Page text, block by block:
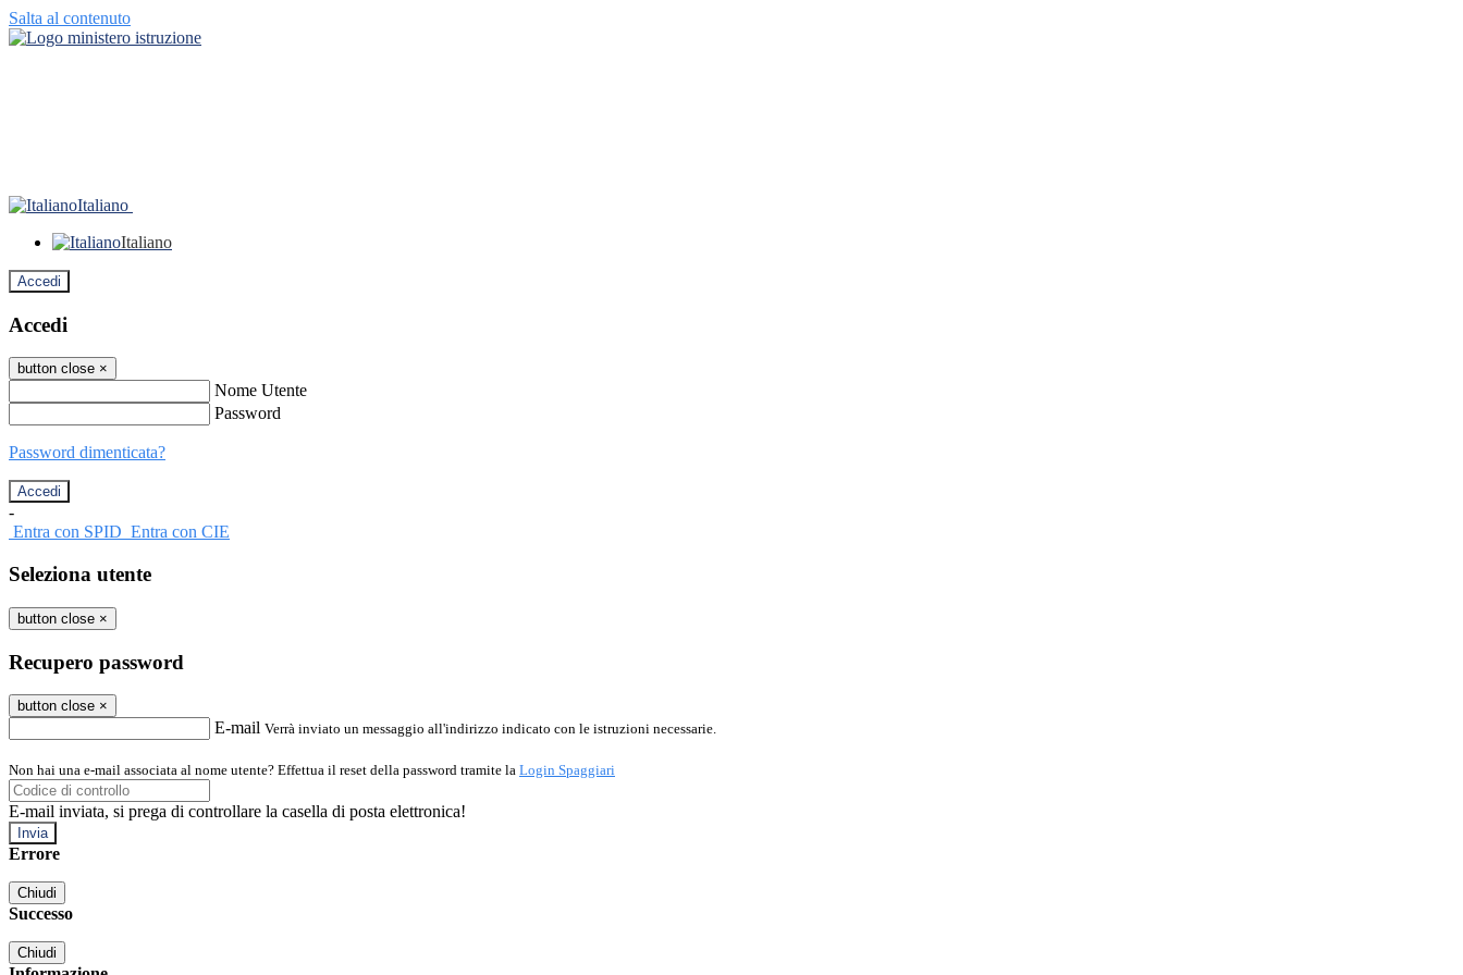
Salta al contenuto
Italiano
Italiano
Accedi
Accedi
button close ×
Nome Utente
Password
Password dimenticata?
-
Entra con SPID Entra con CIE
Seleziona utente
button close ×
Recupero password
button close ×
E-mail Verrà inviato un messaggio all'indirizzo indicato con le istruzioni necessarie.
Non hai una e-mail associata al nome utente? Effettua il reset della password tramite la Login Spaggiari
E-mail inviata, si prega di controllare la casella di posta elettronica!
Errore
Chiudi
Successo
Chiudi